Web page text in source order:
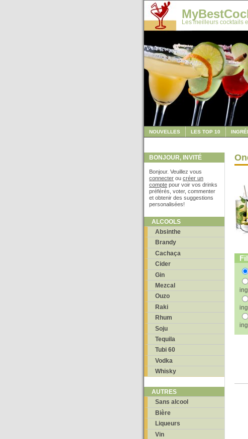
Les meilleurs cocktails
NOUVELLES LES TOP 10
BONJOUR, INVITÉ
Bonjour. Veuillez vous
connecter ou créer un
compte pour voir vos drinks
préférés, voter, commenter
et obtenir des suggestions
personalisées!
ALCOOLS
Absinthe
Brandy
Cachaça
Cider
Gin
Mezcal
Ouzo
Raki
Rhum
Soju
Tequila
Tubi 60
Vodka
Whisky
AUTRES
Sans alcool
Bière
Liqueurs
Vin